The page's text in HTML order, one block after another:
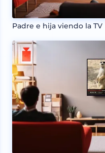
Padre e hija viendo la TV